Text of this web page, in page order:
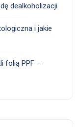
dealkoholizacji
i jakie
folią PPF –